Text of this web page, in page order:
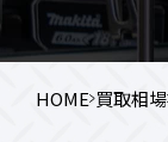
HOME 買取相場